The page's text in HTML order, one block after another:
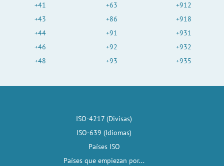
+41
+43
+44
+46
+48
+63
+86
+91
+92
+93
+912
+918
+931
+932
+935
ISO-4217 (Divisas)
ISO-639 (Idiomas)
Países ISO
Países que empiezan por...